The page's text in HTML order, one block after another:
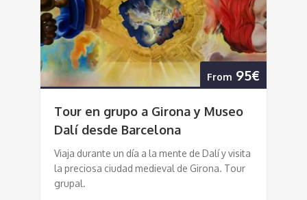
From 95€
Tour en grupo a Girona y Museo
Dalí desde Barcelona
Viaja durante un día a la mente de Dalí y visita
la preciosa ciudad medieval de Girona. Tour
grupal.